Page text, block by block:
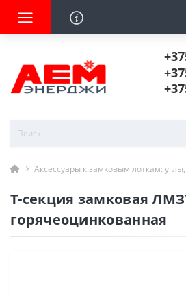
Аксессуары к замковым лоткам:
Т-секция замковая
горячеоцинкованная